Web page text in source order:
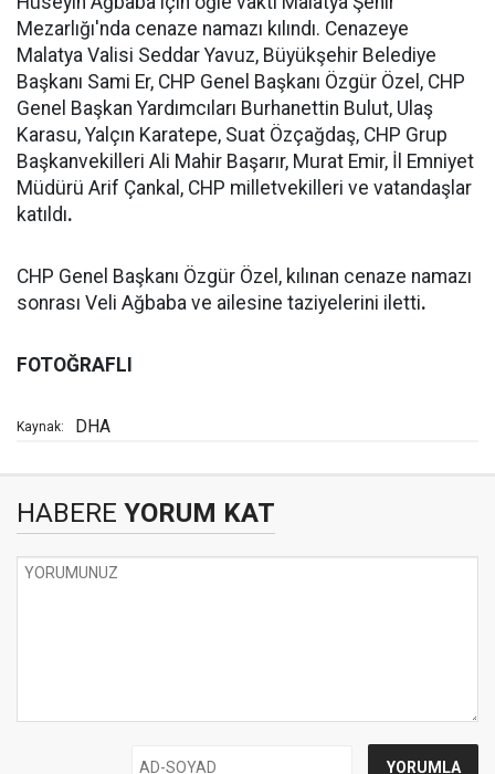
Mezarlığı'nda cenaze namazı kılındı. Cenazeye
Malatya Valisi Seddar Yavuz, Büyükşehir Belediye
Başkanı Sami Er, CHP Genel Başkanı Özgür Özel, CHP
Genel Başkan Yardımcıları Burhanettin Bulut, Ulaş
Karasu, Yalçın Karatepe, Suat Özçağdaş, CHP Grup
Başkanvekilleri Ali Mahir Başarır, Murat Emir, İl Emniyet
Müdürü Arif Çankal, CHP milletvekilleri ve vatandaşlar
katıldı.
CHP Genel Başkanı Özgür Özel, kılınan cenaze namazı
sonrası Veli Ağbaba ve ailesine taziyelerini iletti.
FOTOĞRAFLI
Kaynak: DHA
HABERE YORUM KAT